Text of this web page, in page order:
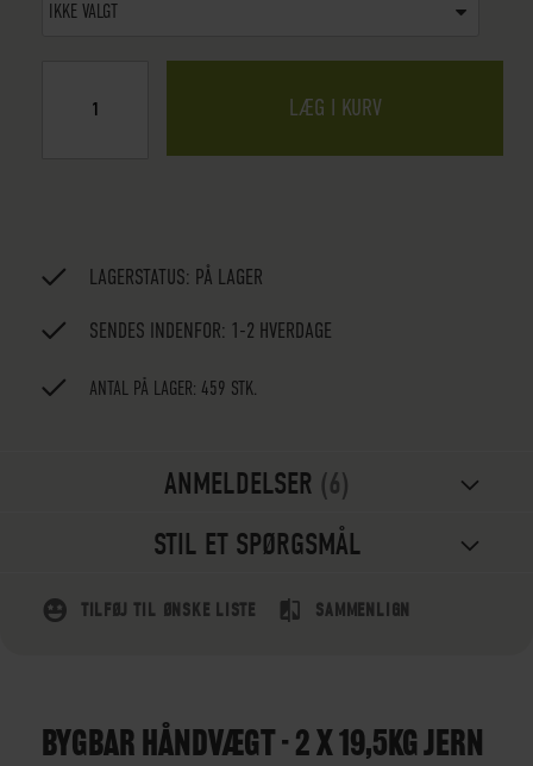
IKKE VALGT
LÆG I KURV
LAGERSTATUS: PÅ LAGER
SENDES INDENFOR: 1-2 HVERDAGE
ANTAL PÅ LAGER: 459 STK.
ANMELDELSER 6
STIL ET SPØRGSMÅL
TILFØJ TIL ØNSKE LISTE SAMMENLIGN
BYGBAR HÅNDVÆGT - 2 X 19,5KG JERN